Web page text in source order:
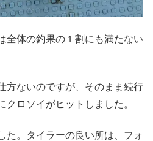
全体の釣果の１割にも満たない
方ないのですが、そのまま続行
クロソイがヒットしました。
た。タイラーの良い所は、フォ